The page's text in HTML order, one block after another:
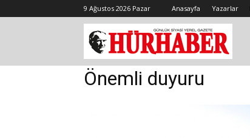
9 Ağustos 2026 Pazar Anasayfa Yazarlar
Önemli duyuru